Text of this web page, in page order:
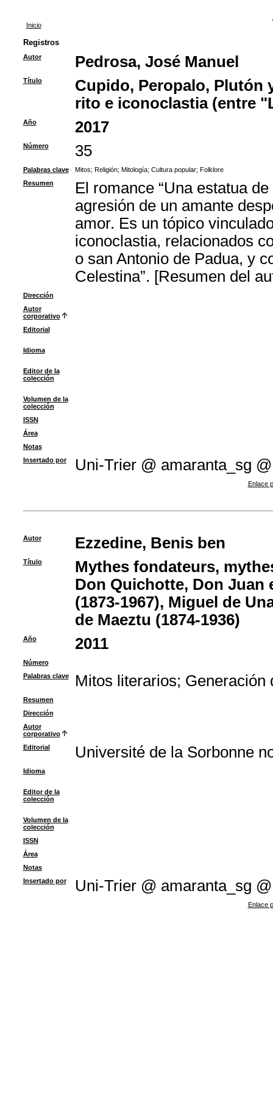
Inicio
Registros
Autor Pedrosa, José Manuel
Título
Cupido, Peropalo, Plutón
rito e iconoclastia (entre
Año 2017
Número 35
Palabras clave Mitos; Religión; Mitología; Cultura popular; Folklore
Resumen
El romance “Una estatua
agresión de un amante
amor. Es un tópico
iconoclastia, relacionados
o san Antonio de Padua, y
Celestina”. [Resumen del
Dirección
Autor
corporativo
Editorial
Idioma
Editor de la
colección
Volumen de la
colección
ISSN
Área
Notas
Insertado por
Uni-Trier @ amaranta_sg @
Enlace
Autor Ezzedine, Benis ben
Título
Mythes fondateurs,
Don Quichotte, Don Juan
(1873-1967), Miguel de
de Maeztu (1874-1936)
Año 2011
Número
Palabras clave
Mitos literarios; Generación
Resumen
Dirección
Autor
corporativo
Editorial
Université de la Sorbonne
Idioma
Editor de la
colección
Volumen de la
colección
ISSN
Área
Notas
Insertado por
Uni-Trier @ amaranta_sg @
Enlace